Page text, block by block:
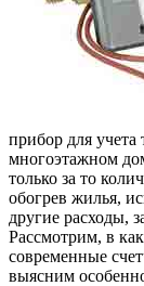
прибор для учета
многоэтажном
только за то
обогрев жилья,
другие расходы,
Рассмотрим, в
современные
выясним